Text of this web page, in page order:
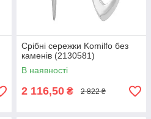
Срібні сережки Komilfo без
каменів (2130581)
В наявності
2 116,50 ₴ 2 822 ₴